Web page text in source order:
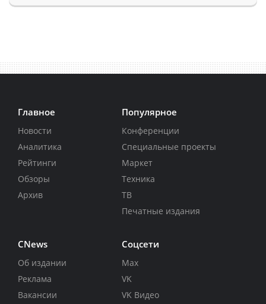
Главное
Новости
Аналитика
Рейтинги
Обзоры
Архив
Популярное
Конференции
Специальные проекты
Маркет
Техника
ТВ
Печатные издания
CNews
Об издании
Реклама
Вакансии
Соцсети
Max
VK
VK Видео